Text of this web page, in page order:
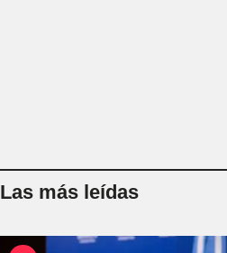
Las más leídas